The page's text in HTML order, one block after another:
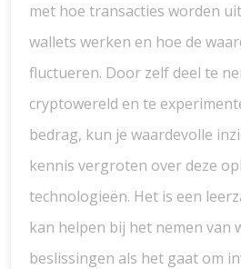
met hoe transacties worden
wallets werken en hoe de
fluctueren. Door zelf deel te
cryptowereld en te
bedrag, kun je waardevolle
kennis vergroten over deze
technologieën. Het is een
kan helpen bij het nemen van
beslissingen als het gaat om